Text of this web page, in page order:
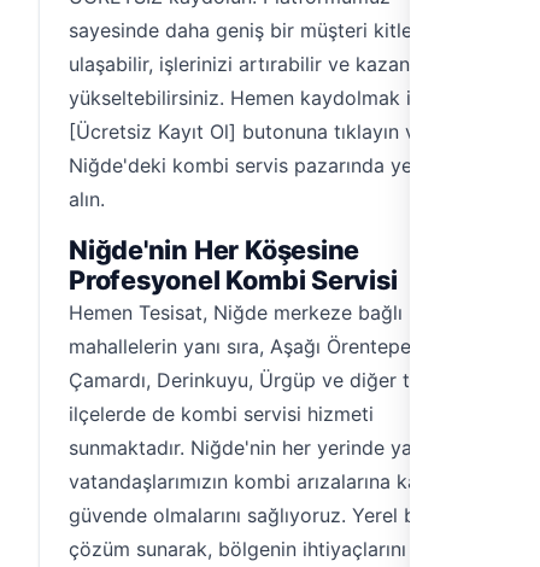
sayesinde daha geniş bir müşteri kitlesine
ulaşabilir, işlerinizi artırabilir ve kazancınızı
yükseltebilirsiniz. Hemen kaydolmak için
[Ücretsiz Kayıt Ol] butonuna tıklayın ve
Niğde'deki kombi servis pazarında yerinizi
alın.
Niğde'nin Her Köşesine
Profesyonel Kombi Servisi
Hemen Tesisat, Niğde merkeze bağlı
mahallelerin yanı sıra, Aşağı Örentepe,
Çamardı, Derinkuyu, Ürgüp ve diğer tüm
ilçelerde de kombi servisi hizmeti
sunmaktadır. Niğde'nin her yerinde yaşayan
vatandaşlarımızın kombi arızalarına karşı
güvende olmalarını sağlıyoruz. Yerel bir
çözüm sunarak, bölgenin ihtiyaçlarını